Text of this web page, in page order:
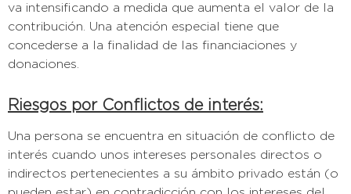
va intensificando a medida que aumenta el valor de la
contribución. Una atención especial tiene que
concederse a la finalidad de las financiaciones y
donaciones.
Riesgos por Conflictos de interés:
Una persona se encuentra en situación de conflicto de
interés cuando unos intereses personales directos o
indirectos pertenecientes a su ámbito privado están (o